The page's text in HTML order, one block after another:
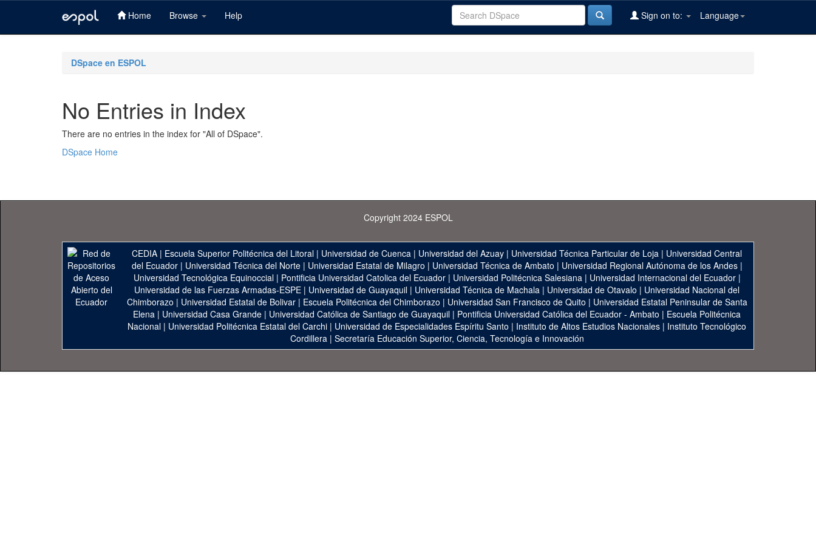
Home Browse Help Language
Sign on to:
DSpace en ESPOL
No Entries in Index
There are no entries in the index for "All of DSpace".
DSpace Home
Copyright 2024 ESPOL
CEDIA | Escuela Superior Politécnica del Litoral | Universidad de Cuenca | Universidad del Azuay | Universidad Técnica Particular de Loja | Universidad Central
del Ecuador| Universidad Técnica del Norte| Universidad Estatal de Milagro | Universidad Técnica de Ambato | Universidad Regional Autónoma de los Andes|
Universidad Tecnológica Equinoccial| Pontificia Universidad Catolica del Ecuador| Universidad Politécnica Salesiana| Universidad Internacional del Ecuador|
Universidad de las Fuerzas Armadas-ESPE | Universidad de Guayaquil | Universidad Técnica de Machala | Universidad de Otavalo | Universidad Nacional del
Chimborazo | Universidad Estatal de Bolivar| Escuela Politécnica del Chimborazo | Universidad San Francisco de Quito | Universidad Estatal Peninsular de Santa
Elena | Universidad Casa Grande | Universidad Católica de Santiago de Guayaquil | Pontificia Universidad Católica del Ecuador - Ambato | Escuela Politécnica
Nacional | Universidad Politécnica Estatal del Carchi | Universidad de Especialidades Espíritu Santo | Instituto de Altos Estudios Nacionales | Instituto Tecnológico
Cordillera| Secretaría Educación Superior, Ciencia, Tecnología e Innovación